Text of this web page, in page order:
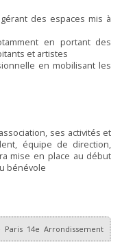
des espaces mis à
en portant des
et artistes
en mobilisant les
ses activités et
équipe de direction,
mise en place au début
bénévole